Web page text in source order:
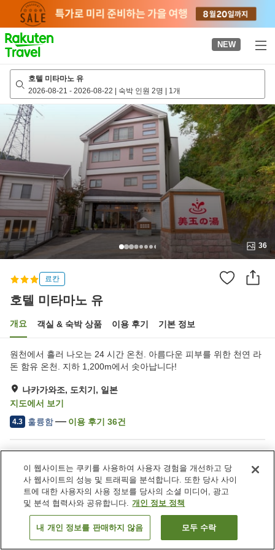
page
NEW
호텔 미타마노 유
2026-08-21 - 2026-08-22 | 숙박 인원 2명 | 1개
36
료칸
호텔 미타마노 유
개요 객실 & 숙박 상품 이용 후기 기본 정보
원천에서 흘러 나오는 24 시간 온천. 아름다운 피부를 위한 천연 라
돈 함유 온천. 지하 1,200m에서 솟아납니다!
나카가와조, 도치기, 일본
지도에서 보기
4.3 훌륭함 이용 후기 36건
주차장
바
자동판매기
상점
객실 보기
이 웹사이트는 쿠키를 사용하여 사용자 경험을 개선하고 당
사 웹사이트의 성능 및 트래픽을 분석합니다. 또한 당사 사이
트에 대한 사용자의 사용 정보를 당사의 소셜 미디어, 광고
및 분석 협력사와 공유합니다. 개인 정보 정책
내 개인 정보를 판매하지 않음 모두 수락